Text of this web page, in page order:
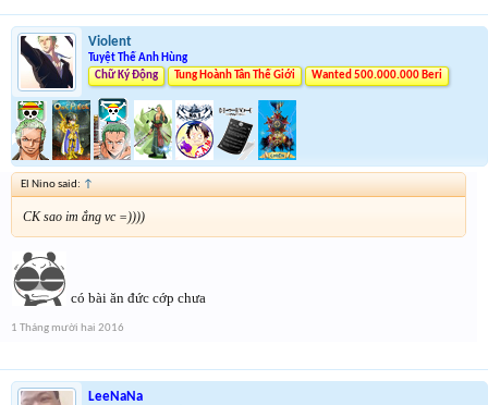
Violent
Tuyệt Thế Anh Hùng
Chữ Ký Động
Tung Hoành Tân Thế Giới Wanted 500.000.000 Beri
El Nino said: ↑
CK sao im ắng vc =))))
có bài ăn đức cớp chưa
1 Tháng mười hai 2016
LeeNaNa